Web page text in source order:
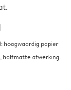
hoogwaardig papier
halfmatte afwerking.